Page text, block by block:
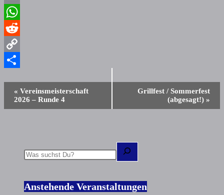
Email
WhatsApp
Reddit
Copy
Veranstaltung-
Navigation
« Vereinsmeisterschaft
2026 – Runde 4
Grillfest / Sommerfest
(abgesagt!) »
Suchen
Anstehende Veranstaltungen